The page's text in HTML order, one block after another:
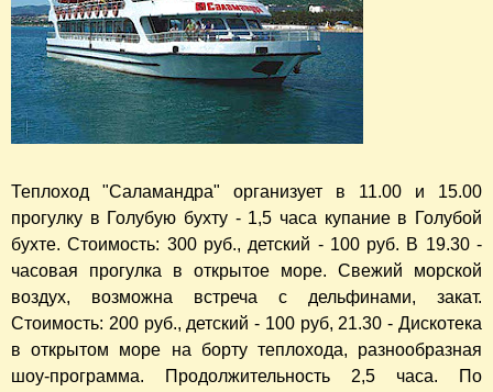
Теплоход "Саламандра" организует в 11.00 и 15.00
прогулку в Голубую бухту - 1,5 часа купание в Голубой
бухте. Стоимость: 300 руб., детский - 100 руб. В 19.30 -
часовая прогулка в открытое море. Свежий морской
воздух, возможна встреча с дельфинами, закат.
Стоимость: 200 руб., детский - 100 руб, 21.30 - Дискотека
в открытом море на борту теплохода, разнообразная
шоу-программа. Продолжительность 2,5 часа. По